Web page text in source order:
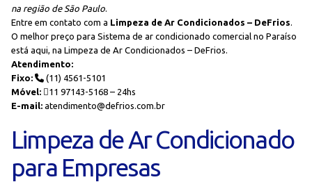
na região de São Paulo.
Entre em contato com a Limpeza de Ar Condicionados – DeFrios.
O melhor preço para Sistema de ar condicionado comercial no Paraíso
está aqui, na Limpeza de Ar Condicionados – DeFrios.
Atendimento:
Fixo:
(11) 4561-5101
Móvel:
11 97143-5168 – 24hs
E-mail: atendimento@defrios.com.br
Limpeza de Ar Condicionado
para Empresas